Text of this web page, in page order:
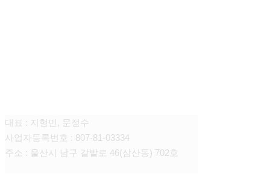
대표 : 지형민, 문정수
사업자등록번호 : 807-81-03334
주소 : 울산시 남구 갈밭로 46(삼산동) 702호